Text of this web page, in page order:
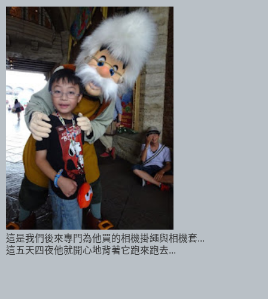
這是我們後來專門為他買的相機掛繩與相機套...
這五天四夜他就開心地背著它跑來跑去...